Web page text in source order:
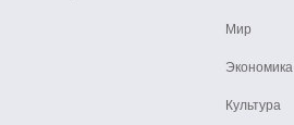
Мир
Экономика
Культура